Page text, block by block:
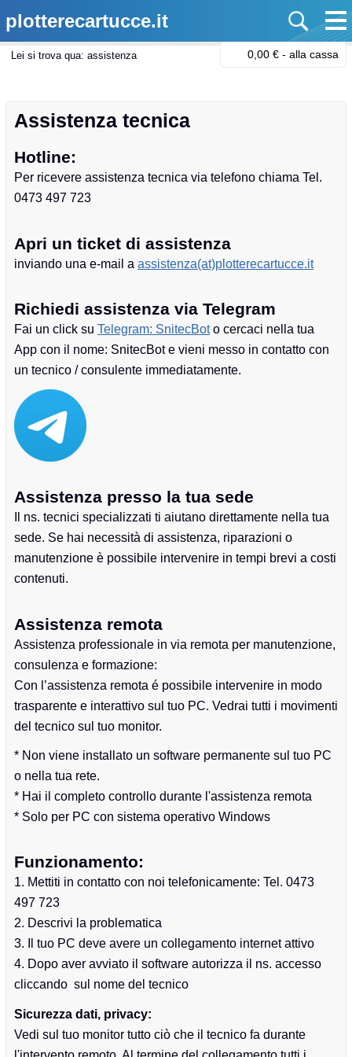
plotterecartucce.it
0,00 € - alla cassa
Lei si trova qua: assistenza
Assistenza tecnica
Hotline:
Per ricevere assistenza tecnica via telefono chiama Tel.
0473 497 723
Apri un ticket di assistenza
inviando una e-mail a assistenza(at)plotterecartucce.it
Richiedi assistenza via Telegram
Fai un click su Telegram: SnitecBoto cercaci nella tua
App con il nome: SnitecBot e vieni messo in contatto con
un tecnico / consulente immediatamente.
Assistenza presso la tua sede
Il ns. tecnici specializzati ti aiutano direttamente nella tua
sede. Se hai necessità di assistenza, riparazioni o
manutenzione è possibile intervenire in tempi brevi a costi
contenuti.
Assistenza remota
Assistenza professionale in via remota per manutenzione,
consulenza e formazione:
Con l’assistenza remota é possibile intervenire in modo
trasparente e interattivo sul tuo PC. Vedrai tutti i movimenti
del tecnico sul tuo monitor.
* Non viene installato un software permanente sul tuo PC
o nella tua rete.
* Hai il completo controllo durante l'assistenza remota
* Solo per PC con sistema operativo Windows
Funzionamento:
Mettiti in contatto con noi telefonicamente: Tel. 0473
497 723
Descrivi la problematica
Il tuo PC deve avere un collegamento internet attivo
Dopo aver avviato il software autorizza il ns. accesso
cliccando sul nome del tecnico
Sicurezza dati, privacy:
Vedi sul tuo monitor tutto ciò che il tecnico fa durante